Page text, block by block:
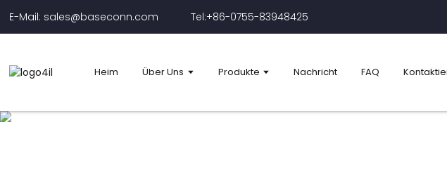
E-Mail: sales@baseconn.com Tel:+86-0755-83948425
Heim Über Uns Produkte Nachricht FAQ